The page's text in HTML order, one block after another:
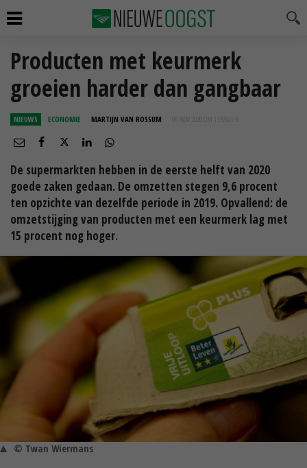
Producten met keurmerk
groeien harder dan gangbaar
NIEUWS ECONOMIE MARTIJN VAN ROSSUM 06 NOV 2020 OM 13:55
De supermarkten hebben in de eerste helft van 2020
goede zaken gedaan. De omzetten stegen 9,6 procent
ten opzichte van dezelfde periode in 2019. Opvallend: de
omzetstijging van producten met een keurmerk lag met
15 procent nog hoger.
© Twan Wiermans